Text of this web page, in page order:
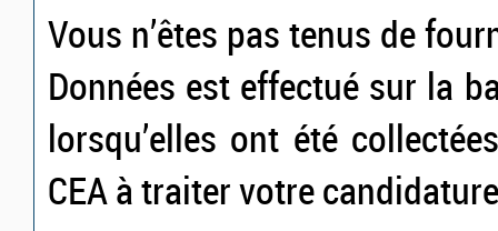
Vous n’êtes pas tenus de
Données est effectué sur la
lorsqu’elles ont été
CEA à traiter votre